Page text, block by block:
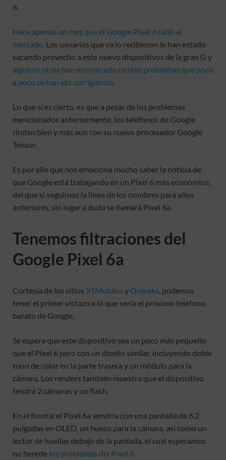
6.
Hace apenas un mes que el Google Pixel 6 salió al
mercado. Los usuarios que ya lo recibieron le han estado
sacando provecho a este nuevo dispositivos de la gran G y
algunos otros han encontrado ciertos problemas que poco
a poco se han ido corrigiendo.
Lo que sí es cierto, es que a pesar de los problemas
mencionados anteriormente, los teléfonos de Google
rinden bien y más aun con su nuevo procesador Google
Tensor.
Es por ello que nos emociona mucho saber la noticia de
que Google está trabajando en un Pixel 6 más económico,
del que si seguimos la línea de los nombres para años
anteriores, sin lugar a duda se llamará Pixel 6a.
Tenemos filtraciones del
Google Pixel 6a
Cortesía de los sitios 91Mobiles y Onleaks , podemos
tener el primer vistazo a lo que sería el próximo teléfono
barato de Google.
Se espera que este dispositivo sea un poco más pequeño
que el Pixel 6 pero con un diseño similar, incluyendo doble
tono de color en la parte trasera y un módulo para la
cámara. Los renders también muestra que el dispositivo
tendrá 2 cámaras y un flash.
En el frontal el Pixel 6a vendría con una pantalla de 6.2
pulgadas en OLED, un hueco para la cámara, así como un
lector de huellas debajo de la pantalla, el cual esperamos
no herede los problemas del Pixel 6.